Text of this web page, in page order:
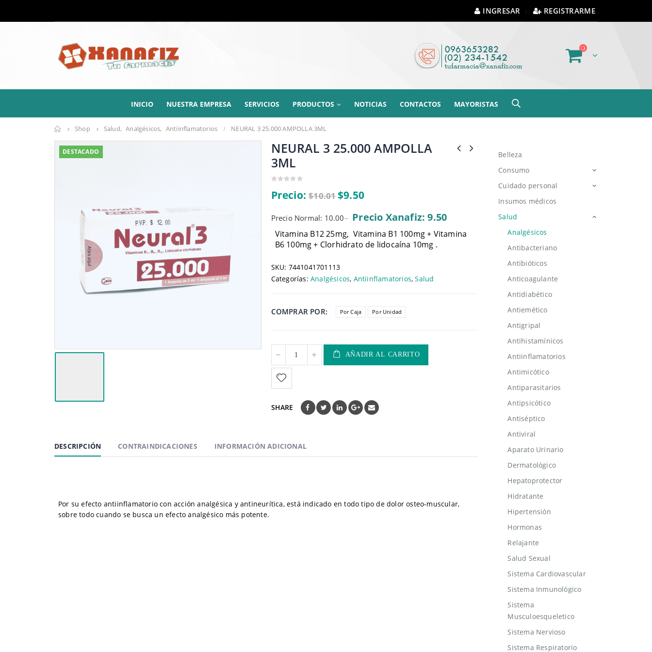
INGRESAR REGISTRARME
INICIO NUESTRA EMPRESA SERVICIOS PRODUCTOS NOTICIAS CONTACTOS MAYORISTAS
Shop Salud, Analgésicos, Antiinflamatorios NEURAL 3 25.000 AMPOLLA 3ML
DESTACADO
NEURAL 3 25.000 AMPOLLA
3ML
out
of
Precio:$10.01$9.50
Precio Normal: 10.00– Precio Xanafiz: 9.50
Vitamina B12 25mg, Vitamina B1 100mg + Vitamina
B6 100mg + Clorhidrato de lidocaína 10mg .
SKU: 7441041701113
Categorías: Analgésicos, Antiinflamatorios,Salud
COMPRAR POR Por Caja Por Unidad
AÑADIR AL CARRITO
SHARE
DESCRIPCIÓN CONTRAINDICACIONES INFORMACIÓN ADICIONAL
Por su efecto antiinflamatorio con acción analgésica y antineurítica, está indicado en todo tipo de dolor osteo-muscular,
sobre todo cuando se busca un efecto analgésico más potente.
Belleza
Consumo
Cuidado personal
Insumos médicos
Salud
Analgésicos
Antibacteriano
Antibióticos
Anticoagulante
Antidiabético
Antiemético
Antigripal
Antihistamínicos
Antiinflamatorios
Antimicótico
Antiparasitarios
Antipsicótico
Antiséptico
Antiviral
Aparato Urinario
Dermatológico
Hepatoprotector
Hidratante
Hipertensión
Hormonas
Relajante
Salud Sexual
Sistema Cardiovascular
Sistema Inmunológico
Sistema
Musculoesqueletico
Sistema Nervioso
Sistema Respiratorio